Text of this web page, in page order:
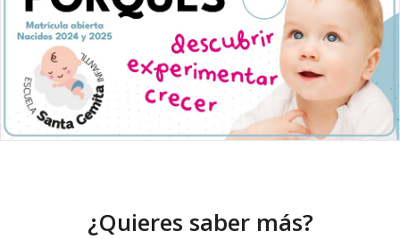
¿Quieres saber más?